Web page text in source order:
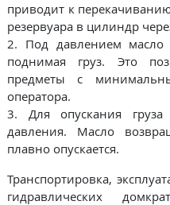
приводит к
резервуара в цилиндр
2. Под давлением масло
поднимая груз. Это
предметы с
оператора.
3. Для опускания груза
давления. Масло
плавно опускается.
Транспортировка,
гидравлических